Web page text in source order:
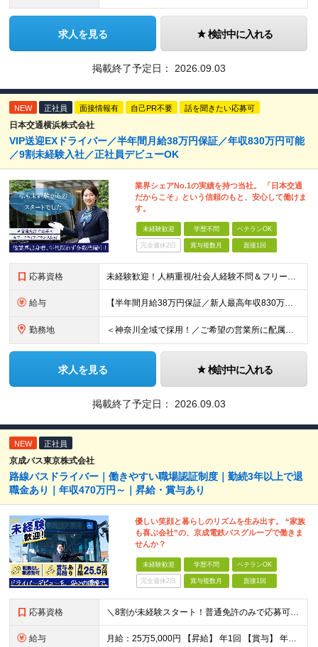
求人を見る 検討中に入れる
掲載終了予定日： 2026.09.03
NEW 正社員 面接情報有 自己PR不要 話を聞きたい応募可
日本交通横浜株式会社
VIP送迎EXドライバー／半年間月給38万円保証／年収830万円可能
／9割未経験入社／正社員デビューOK
業界シェアNo.1の実績を持つ当社。 「日本交通
だからこそ」という信頼のもと、安心して働けま
す。
未経験歓迎 学歴不問 ベテランOK
完全週休2日 賞与複数月 面接1回
応募資格 未経験歓迎！人柄重視/社会人経験不問＆フリーターもOK ■普通自動車免許（AT限定可）を取得して1年以上経過している方 ※前職・学歴・ブランク・転職回数などは一切不問です。 <2種免許取得代は全額
給与 【半年間月給38万円保証／新人最高年収830万円／賞与年2回／給料控除を100%撤廃】 6ヶ月間、月給38万円保証＋歩合給＋賞与年2回（川崎／保土ヶ谷／戸塚） ◆保証額を超える売上時は上乗せした給与
勤務地 ＜神奈川全域で採用！／ご希望の営業所に配属＞ ◎転居を伴う転勤なし！ ◎U・Iターン歓迎！ ◎マイカー通勤OK（駐車場完備） 神奈川全域に6拠点（★希望の営業所に配属） ■本社：横浜市戸塚区名瀬町1
求人を見る 検討中に入れる
掲載終了予定日： 2026.09.03
NEW 正社員
京成バス東京株式会社
路線バスドライバー｜働きやすい職場認証制度｜勤続3年以上で退
職金あり｜年収470万円～｜昇給・賞与あり
優しい笑顔と暮らしのリズムを生み出す。 “家族
も喜ぶ会社”の、京成電鉄バスグループで働きま
せんか？
未経験歓迎 学歴不問 ベテランOK
完全週休2日 賞与複数月 面接1回
応募資格 ＼8割が未経験スタート！普通免許のみで応募可能／★先輩の大多数が異職種出身★男女共に育休取得実績あり★U・Iターン歓迎 【必須条件】 普通自動車運転免許取得後3年以上経過（AT可） ※大型二種免許を
給与 月給：25万5,000円 【昇給】 年1回 【賞与】 年2回（7月・12月） 【諸手当】 ・時間外手当 ・夜勤手当 ・中休手当 ・年末年始手当 ・通勤手当 ・高速バスキロ手当 ・深夜バス運行手当